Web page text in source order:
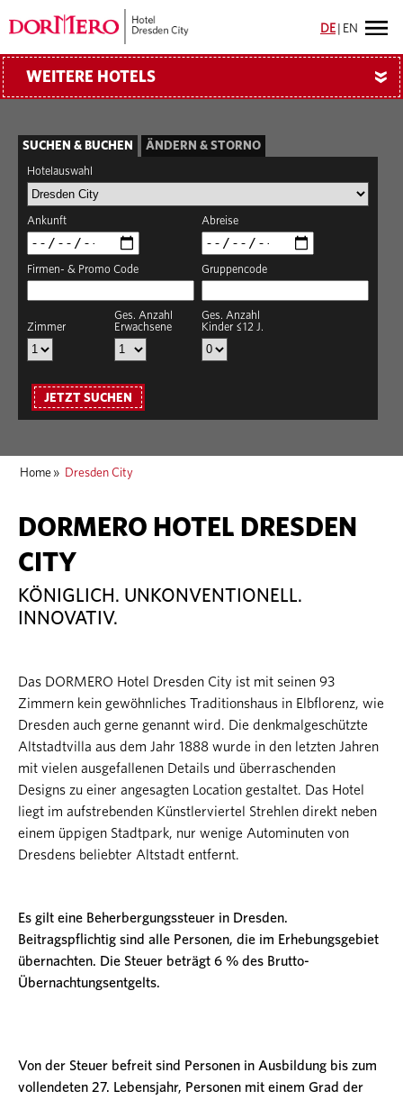
DE EN
WEITERE HOTELS »
SUCHEN & BUCHEN ÄNDERN & STORNO
Hotelauswahl
Ankunft Abreise
Firmen- & Promo Code Gruppencode
Zimmer
Ges. Anzahl
Erwachsene
Ges. Anzahl
Kinder ≤12 J.
JETZT SUCHEN
Home » Dresden City
DORMERO HOTEL DRESDEN
CITY
KÖNIGLICH. UNKONVENTIONELL.
INNOVATIV.
Das DORMERO Hotel Dresden City ist mit seinen 93
Zimmern kein gewöhnliches Traditionshaus in Elbflorenz, wie
Dresden auch gerne genannt wird. Die denkmalgeschützte
Altstadtvilla aus dem Jahr 1888 wurde in den letzten Jahren
mit vielen ausgefallenen Details und überraschenden
Designs zu einer angesagten Location gestaltet. Das Hotel
liegt im aufstrebenden Künstlerviertel Strehlen direkt neben
einem üppigen Stadtpark, nur wenige Autominuten von
Dresdens beliebter Altstadt entfernt.
Es gilt eine Beherbergungssteuer in Dresden.
Beitragspflichtig sind alle Personen, die im Erhebungsgebiet
übernachten. Die Steuer beträgt 6 % des Brutto-
Übernachtungsentgelts.
Von der Steuer befreit sind Personen in Ausbildung bis zum
vollendeten 27. Lebensjahr, Personen mit einem Grad der